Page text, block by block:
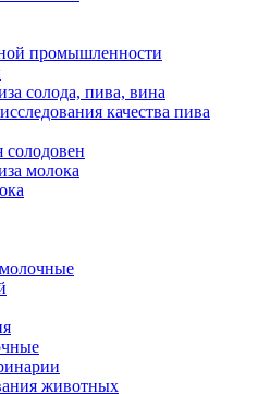
промышленности
солода, пива, вина
качества пива
солодовен
молока
животных